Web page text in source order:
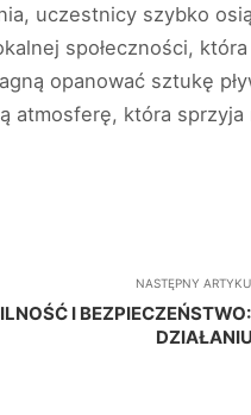
uczestnicy szybko
społeczności,
opanować sztukę
atmosferę, która
NASTĘPNY
I
DZIAŁANIU